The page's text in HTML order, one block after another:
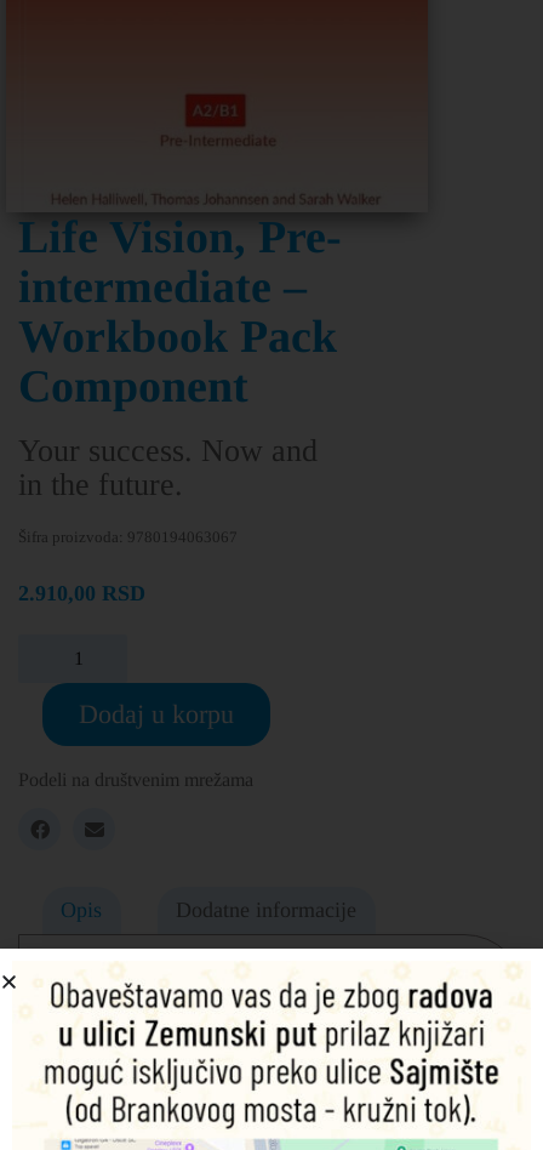
Life Vision, Pre-
intermediate –
Workbook Pack
Component
Your success. Now and
in the future.
Šifra proizvoda: 9780194063067
2.910,00 RSD
Dodaj u korpu
Podeli na društvenim mrežama
Opis Dodatne informacije
Life Vision
je program koji se bazira na pažljivo kreiranom
programu podučavanja gramatike i vokabulara u skladu sa
CEFR okvirom. Sa puno video materijala, Live Vision nudi
relevantan sadržaj sa modernim pristupom koji odgovara
današnjim tinejdžerima. Teme poput rada u timu, rešavanje
problema, svest o drugim kulturama, zdravlje ili bezbednost
na internetu nude učenicima prostor da razvijaju svoje